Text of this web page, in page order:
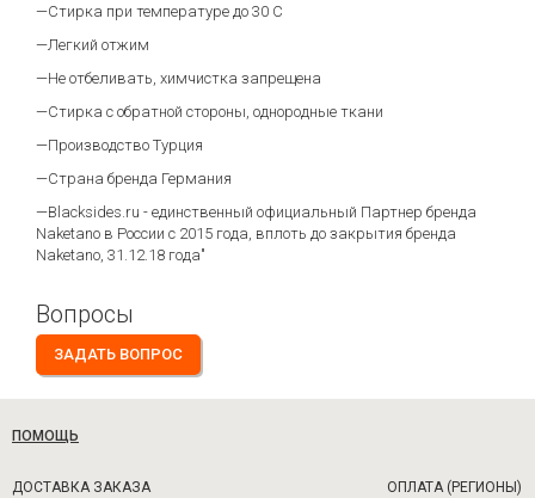
—Стирка при температуре до 30 С
—Легкий отжим
—Не отбеливать, химчистка запрещена
—Стирка с обратной стороны, однородные ткани
—Производство Турция
—Страна бренда Германия
—Blacksides.ru - единственный официальный Партнер бренда
Naketano в России с 2015 года, вплоть до закрытия бренда
Naketano, 31.12.18 года"
Вопросы
ЗАДАТЬ ВОПРОС
ПОМОЩЬ
ДОСТАВКА ЗАКАЗА ОПЛАТА (РЕГИОНЫ)